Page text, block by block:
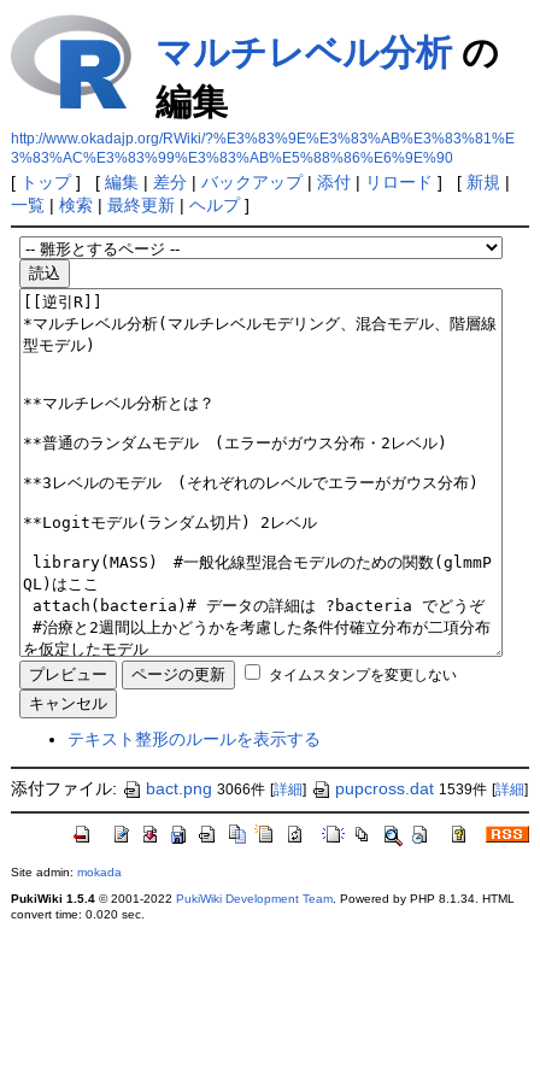
マルチレベル分析の
編集
http://www.okadajp.org/RWiki/?%E3%83%9E%E3%83%AB%E3%83%81%E
3%83%AC%E3%83%99%E3%83%AB%E5%88%86%E6%9E%90
[ トップ] [ 編集| 差分| バックアップ| 添付| リロード ] [ 新規 |
一覧| 検索| 最終更新| ヘルプ]
タイムスタンプを変更しない
テキスト整形のルールを表示する
添付ファイル: bact.png 3066件 [詳細] pupcross.dat 1539件 [詳細]
Site admin: mokada
PukiWiki 1.5.4© 2001-2022 PukiWiki Development Team. Powered by PHP 8.1.34. HTML
convert time: 0.020 sec.